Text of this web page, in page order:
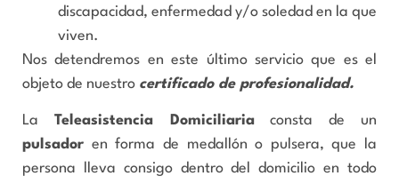
discapacidad, enfermedad y/o soledad en la que
viven.
Nos detendremos en este último servicio que es el
objeto de nuestro certificado de profesionalidad.
La Teleasistencia Domiciliariaconsta de un
pulsador en forma de medallón o pulsera, que la
persona lleva consigo dentro del domicilio en todo